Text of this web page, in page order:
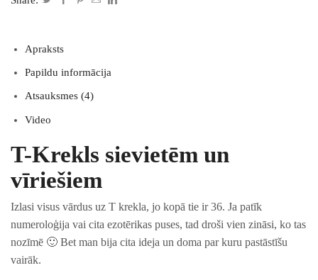
Apraksts
Papildu informācija
Atsauksmes (4)
Video
T-Krekls sievietēm un
vīriešiem
Izlasi visus vārdus uz T krekla, jo kopā tie ir 36. Ja patīk
numeroloģija vai cita ezotērikas puses, tad droši vien zināsi, ko tas
nozīmē 🙂 Bet man bija cita ideja un doma par kuru pastāstīšu
vairāk.